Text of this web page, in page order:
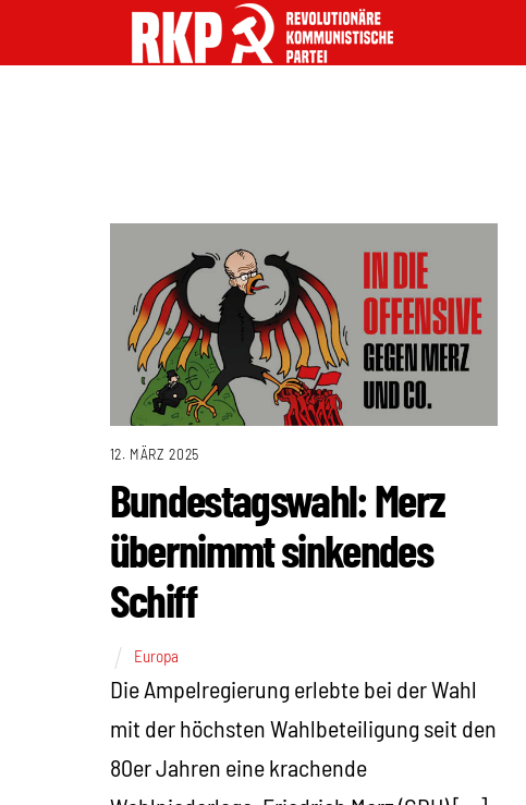
12. MÄRZ 2025
Bundestagswahl: Merz
übernimmt sinkendes
Schiff
Europa
Die Ampelregierung erlebte bei der Wahl
mit der höchsten Wahlbeteiligung seit den
80er Jahren eine krachende